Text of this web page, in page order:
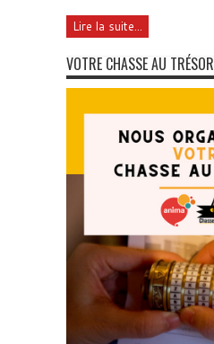
Lire la suite...
VOTRE CHASSE AU TRÉSOR